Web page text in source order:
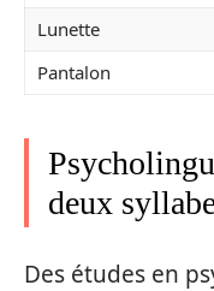
Lunette
Pantalon
deux
Des études en